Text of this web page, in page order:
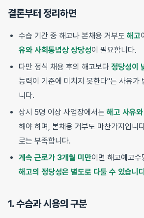
결론부터 정리하면
수습 기간 중 해고나 본채용 거부도 해고
유와 사회통념상 상당성이 필요합니다.
다만 정식 채용 후의 해고보다 정당성이
능력이 기준에 미치지 못한다"는 사유가
니다.
상시 5명 이상 사업장에서는 해고 사유
해야 하며, 본채용 거부도 마찬가지입니
로는 부족합니다.
계속 근로가 3개월 미만이면 해고예고
해고의 정당성은 별도로 다툴 수 있습니
1. 수습과 시용의 구분